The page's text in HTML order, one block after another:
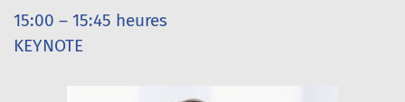
15:00 – 15:45 heures
KEYNOTE